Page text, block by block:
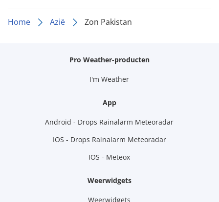
Home Azië Zon Pakistan
Pro Weather-producten
I'm Weather
App
Android - Drops Rainalarm Meteoradar
IOS - Drops Rainalarm Meteoradar
IOS - Meteox
Weerwidgets
Weerwidgets